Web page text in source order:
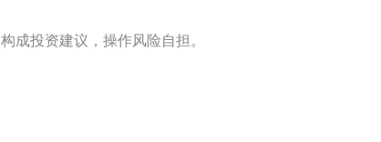
成投资建议，操作风险自担。